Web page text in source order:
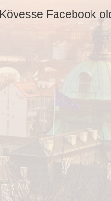
Kövesse Facebook